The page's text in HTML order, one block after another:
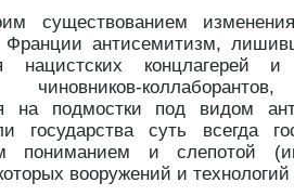
существованием
антисемитизм,
нацистских концлагерей
чиновников-
на подмостки под видом
государства суть всегда
пониманием и слепотой
вооружений и